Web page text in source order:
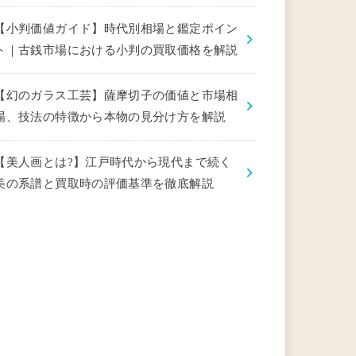
小判価値ガイド】時代別相場と鑑定ポイン
｜古銭市場における小判の買取価格を解説
幻のガラス工芸】薩摩切子の価値と市場相
、技法の特徴から本物の見分け方を解説
美人画とは?】江戸時代から現代まで続く
の系譜と買取時の評価基準を徹底解説